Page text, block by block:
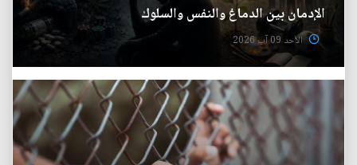
الإدمان بين الدماغ والنفس والسلوك
الأحد 09 آب 2026